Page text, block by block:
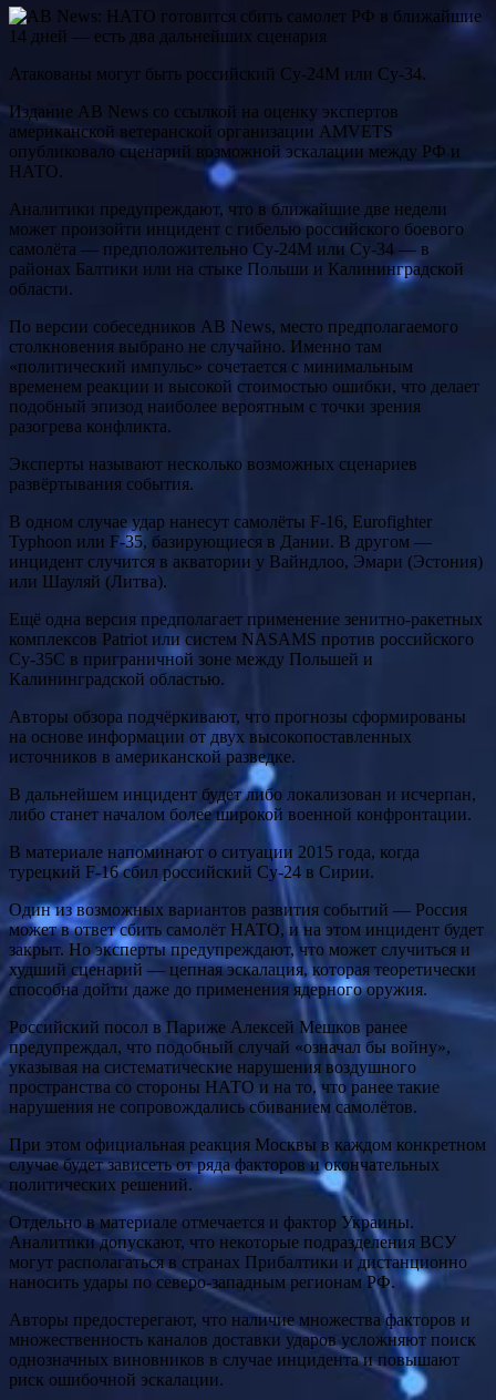
Атакованы могут быть российский Су-24М или Су-34.
Издание AB News со ссылкой на оценку экспертов
американской ветеранской организации AMVETS
опубликовало сценарий возможной эскалации между РФ и
НАТО.
Аналитики предупреждают, что в ближайшие две недели
может произойти инцидент с гибелью российского боевого
самолёта — предположительно Су-24М или Су-34 — в
районах Балтики или на стыке Польши и Калининградской
области.
По версии собеседников AB News, место предполагаемого
столкновения выбрано не случайно. Именно там
«политический импульс» сочетается с минимальным
временем реакции и высокой стоимостью ошибки, что делает
подобный эпизод наиболее вероятным с точки зрения
разогрева конфликта.
Эксперты называют несколько возможных сценариев
развёртывания события.
В одном случае удар нанесут самолёты F-16, Eurofighter
Typhoon или F-35, базирующиеся в Дании. В другом —
инцидент случится в акватории у Вайндлоо, Эмари (Эстония)
или Шауляй (Литва).
Ещё одна версия предполагает применение зенитно-ракетных
комплексов Patriot или систем NASAMS против российского
Су-35С в приграничной зоне между Польшей и
Калининградской областью.
Авторы обзора подчёркивают, что прогнозы сформированы
на основе информации от двух высокопоставленных
источников в американской разведке.
В дальнейшем инцидент будет либо локализован и исчерпан,
либо станет началом более широкой военной конфронтации.
В материале напоминают о ситуации 2015 года, когда
турецкий F-16 сбил российский Су-24 в Сирии.
Один из возможных вариантов развития событий — Россия
может в ответ сбить самолёт НАТО, и на этом инцидент будет
закрыт. Но эксперты предупреждают, что может случиться и
худший сценарий — цепная эскалация, которая теоретически
способна дойти даже до применения ядерного оружия.
Российский посол в Париже Алексей Мешков ранее
предупреждал, что подобный случай «означал бы войну»,
указывая на систематические нарушения воздушного
пространства со стороны НАТО и на то, что ранее такие
нарушения не сопровождались сбиванием самолётов.
При этом официальная реакция Москвы в каждом конкретном
случае будет зависеть от ряда факторов и окончательных
политических решений.
Отдельно в материале отмечается и фактор Украины.
Аналитики допускают, что некоторые подразделения ВСУ
могут располагаться в странах Прибалтики и дистанционно
наносить удары по северо-западным регионам РФ.
Авторы предостерегают, что наличие множества факторов и
множественность каналов доставки ударов усложняют поиск
однозначных виновников в случае инцидента и повышают
риск ошибочной эскалации.